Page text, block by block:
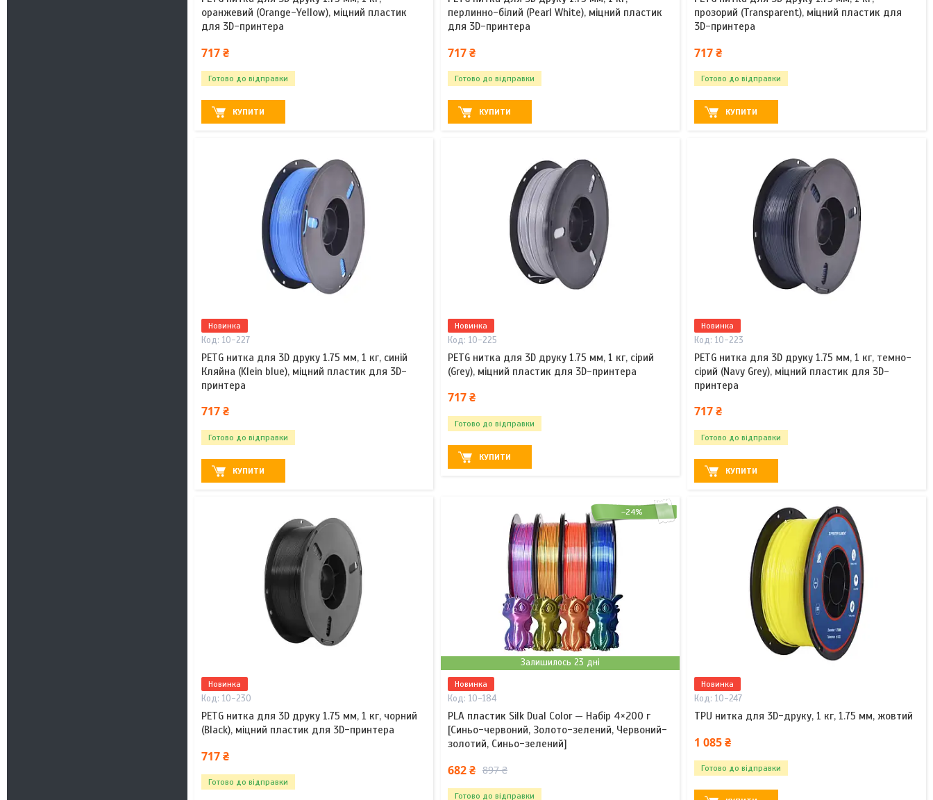
оранжевий (Orange-Yellow), міцний пластик
для 3D-принтера
717 ₴
Готово до відправки
КУПИТИ
перлинно-білий (Pearl White), міцний пластик
для 3D-принтера
717 ₴
Готово до відправки
КУПИТИ
прозорий (Transparent), міцний пластик для
3D-принтера
717 ₴
Готово до відправки
КУПИТИ
Новинка
10-227
PETG нитка для 3D друку 1.75 мм, 1 кг, синій
Кляйна (Klein blue), міцний пластик для 3D-
принтера
717 ₴
Готово до відправки
КУПИТИ
Новинка
10-225
PETG нитка для 3D друку 1.75 мм, 1 кг, сірий
(Grey), міцний пластик для 3D-принтера
717 ₴
Готово до відправки
КУПИТИ
Новинка
10-223
PETG нитка для 3D друку 1.75 мм, 1 кг, темно-
сірий (Navy Grey), міцний пластик для 3D-
принтера
717 ₴
Готово до відправки
КУПИТИ
Новинка
10-230
PETG нитка для 3D друку 1.75 мм, 1 кг, чорний
(Black), міцний пластик для 3D-принтера
717 ₴
Готово до відправки
–24%
Залишилось 23 дні
Новинка
10-184
PLA пластик Silk Dual Color — Набір 4×200 г
[Синьо-червоний, Золото-зелений, Червоний-
золотий, Синьо-зелений]
682 ₴ 897 ₴
Готово до відправки
Новинка
10-247
TPU нитка для 3D-друку, 1 кг, 1.75 мм, жовтий
1 085 ₴
Готово до відправки